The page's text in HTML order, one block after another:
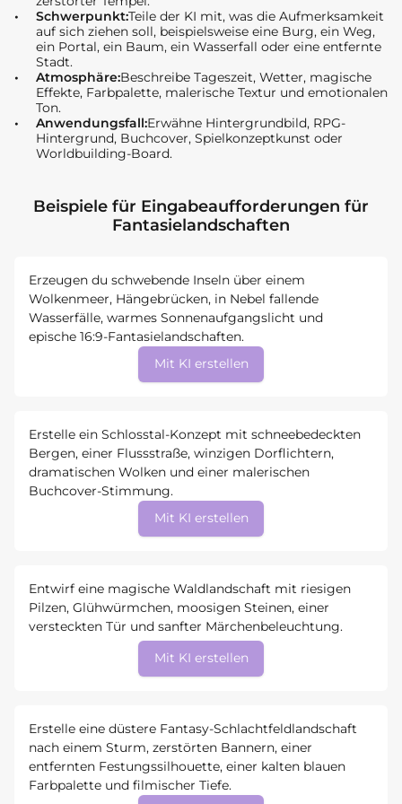
Schwerpunkt:Teile der KI mit, was die Aufmerksamkeit
auf sich ziehen soll, beispielsweise eine Burg, ein Weg,
ein Portal, ein Baum, ein Wasserfall oder eine entfernte
Stadt.
Atmosphäre:Beschreibe Tageszeit, Wetter, magische
Effekte, Farbpalette, malerische Textur und emotionalen
Ton.
Anwendungsfall:Erwähne Hintergrundbild, RPG-
Hintergrund, Buchcover, Spielkonzeptkunst oder
Worldbuilding-Board.
Beispiele für Eingabeaufforderungen für
Fantasielandschaften
Erzeugen du schwebende Inseln über einem
Wolkenmeer, Hängebrücken, in Nebel fallende
Wasserfälle, warmes Sonnenaufgangslicht und
epische 16:9-Fantasielandschaften.
Mit KI erstellen
Erstelle ein Schlosstal-Konzept mit schneebedeckten
Bergen, einer Flussstraße, winzigen Dorflichtern,
dramatischen Wolken und einer malerischen
Buchcover-Stimmung.
Mit KI erstellen
Entwirf eine magische Waldlandschaft mit riesigen
Pilzen, Glühwürmchen, moosigen Steinen, einer
versteckten Tür und sanfter Märchenbeleuchtung.
Mit KI erstellen
Erstelle eine düstere Fantasy-Schlachtfeldlandschaft
nach einem Sturm, zerstörten Bannern, einer
entfernten Festungssilhouette, einer kalten blauen
Farbpalette und filmischer Tiefe.